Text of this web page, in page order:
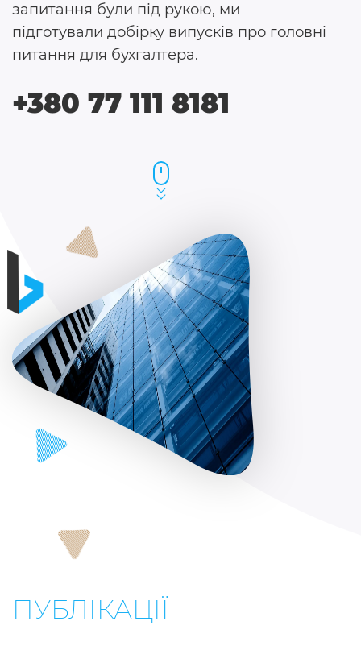
запитання були під рукою, ми
підготували добірку випусків про головні
питання для бухгалтера.
+380 77 111 8181
ПУБЛІКАЦІЇ